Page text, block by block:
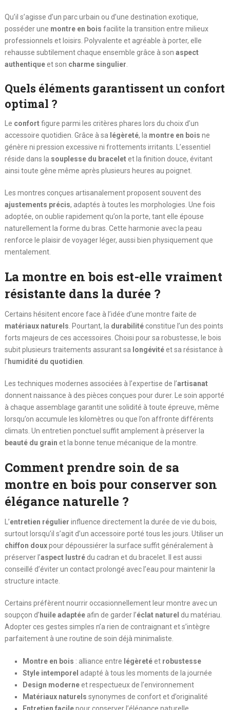
Qu’il s’agisse d’un parc urbain ou d’une destination exotique,
posséder une montre en bois facilite la transition entre milieux
professionnels et loisirs. Polyvalente et agréable à porter, elle
rehausse subtilement chaque ensemble grâce à son aspect
authentiqueet son charme singulier.
Quels éléments garantissent un confort
optimal ?
Le confortfigure parmi les critères phares lors du choix d’un
accessoire quotidien. Grâce à sa légèreté, la montre en bois ne
génère ni pression excessive ni frottements irritants. L’essentiel
réside dans la souplesse du braceletet la finition douce, évitant
ainsi toute gêne même après plusieurs heures au poignet.
Les montres conçues artisanalement proposent souvent des
ajustements précis, adaptés à toutes les morphologies. Une fois
adoptée, on oublie rapidement qu’on la porte, tant elle épouse
naturellement la forme du bras. Cette harmonie avec la peau
renforce le plaisir de voyager léger, aussi bien physiquement que
mentalement.
La montre en bois est-elle vraiment
résistante dans la durée ?
Certains hésitent encore face à l’idée d’une montre faite de
matériaux naturels. Pourtant, la durabilitéconstitue l’un des points
forts majeurs de ces accessoires. Choisi pour sa robustesse, le bois
subit plusieurs traitements assurant sa longévitéet sa résistance à
l’ humidité du quotidien.
Les techniques modernes associées à l’expertise de l’artisanat
donnent naissance à des pièces conçues pour durer. Le soin apporté
à chaque assemblage garantit une solidité à toute épreuve, même
lorsqu’on accumule les kilomètres ou que l’on affronte différents
climats. Un entretien ponctuel suffit amplement à préserver la
beauté du grain et la bonne tenue mécanique de la montre.
Comment prendre soin de sa
montre en bois pour conserver son
élégance naturelle ?
L’entretien régulier influence directement la durée de vie du bois,
surtout lorsqu’il s’agit d’un accessoire porté tous les jours. Utiliser un
chiffon douxpour dépoussiérer la surface suffit généralement à
préserver l’aspect lustrédu cadran et du bracelet. Il est aussi
conseillé d’éviter un contact prolongé avec l’eau pour maintenir la
structure intacte.
Certains préfèrent nourrir occasionnellement leur montre avec un
soupçon d’ huile adaptéeafin de garder l’éclat naturel du matériau.
Adopter ces gestes simples n’a rien de contraignant et s’intègre
parfaitement à une routine de soin déjà minimaliste.
Montre en bois : alliance entre légèretéet robustesse
Style intemporel adapté à tous les moments de la journée
Design moderneet respectueux de l’environnement
Matériaux naturels synonymes de confort et d’originalité